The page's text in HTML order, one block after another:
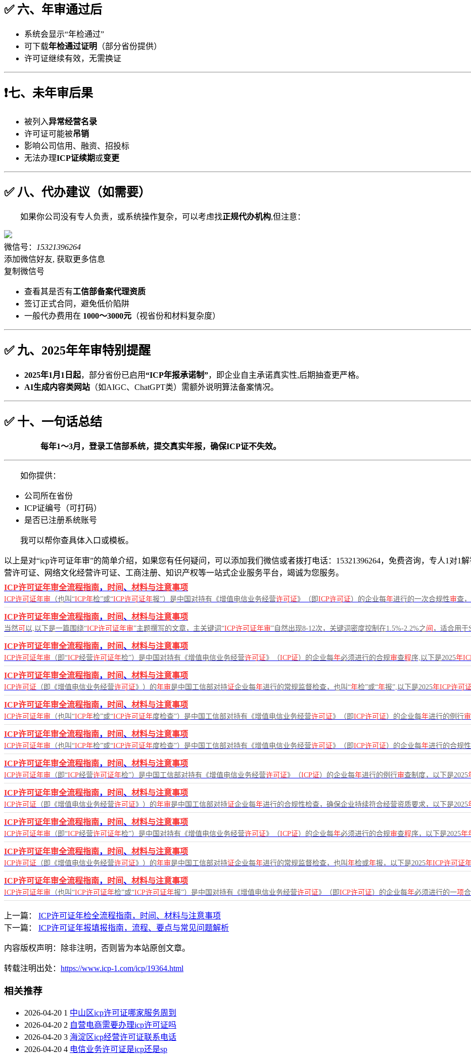
✅ 六、年审通过后
系统会显示“年检通过”
可下载年检通过证明
（部分省份提供）
许可证继续有效，无需换证
❗七、未年审后果
被列入异常经营名录
许可证可能被吊销
影响公司信用、融资、招投标
无法办理ICP证续期或变更
✅ 八、代办建议（如需要）
如果你公司没有专人负责，或系统操作复杂，可以考虑找正规代办机构,但注意：
微信号：
15321396264
添加微信好友, 获取更多信息
复制微信号
查看其是否有工信部备案代理资质
签订正式合同，避免低价陷阱
一般代办费用在 1000～3000元 （视省份和材料复杂度）
✅ 九、2025年年审特别提醒
2025年1月1日起，部分省份已启用“ICP年报承诺制”，即企业自主承诺真实性,后期抽查更严格。
AI生成内容类网站 （如AIGC、ChatGPT类）需额外说明算法备案情况。
✅ 十、一句话总结
每年1～3月，登录工信部系统，提交真实年报，确保ICP证不失效。
如你提供：
公司所在省份
ICP证编号（可打码）
是否已注册系统账号
我可以帮你查具体入口或模板。
以上是对“icp许可证年审”的简单介绍，如果您有任何疑问，可以添加我们微信或者拨打电话：15321396264，免费咨询，专人1对1
营许可证、网络文化经营许可证、工商注册、知识产权等一站式企业服务平台，竭诚为您服务。
ICP许可证年审全流程指南， 时间、 材料与注意事项
ICP许可证年审 （也叫“ICP年检”或“ICP许可证年报”）是中国对持有《增值电信业务经营许可证》（即ICP许可证）的企业每年进行的一次合规性审查，
ICP许可证年审全流程指南， 时间、 材料与注意事项
当然可 以,以下是一篇围绕“ICP许可证年审”主题撰写的文章，主关键词“ICP许可证年审”自然出现8-12次，关键词密度控制在1.5%-2.2%之 间 ，适合用于
ICP许可证年审全流程指南， 时间、 材料与注意事项
ICP许可证年审 （即“ICP经营许可证年检”）是中国对持有《增值电信业务经营许可证》（ICP证）的企业每年必须进行的合规审查程序,以下是2025年
ICP许可证年审全流程指南， 时间、 材料与注意事项
ICP许可证 （即《增值电信业务经营许可证》）的年审是中国工信部对持证企业每年进行的常规监督检查，也叫“年检”或“年报”,以下是2025年ICP许可
ICP许可证年审全流程指南， 时间、 材料与注意事项
ICP许可证年审 （也叫“ICP年检”或“ICP许可证年度检查”）是中国工信部对持有《增值电信业务经营许可证》（即ICP许可证）的企业每年进行的例行审
ICP许可证年审全流程指南， 时间、 材料与注意事项
ICP许可证年审 （也叫“ICP年检”或“ICP许可证年度检查”）是中国工信部对持有《增值电信业务经营许可证》（即ICP许可证）的企业每年进行的合规性
ICP许可证年审全流程指南， 时间、 材料与注意事项
ICP许可证年审 （即“ICP经营许可证年检”）是中国工信部对持有《增值电信业务经营许可证》（ICP证）的企业每年进行的例行审查制度，以下是2025
ICP许可证年审全流程指南， 时间、 材料与注意事项
ICP许可证 （即《增值电信业务经营许可证》）的年审是中国工信部对持证企业每年进行的合规性检查，确保企业持续符合经营资质要求，以下是2025
ICP许可证年审全流程指南， 时间、 材料与注意事项
ICP许可证年审 （即“ICP经营许可证年检”）是中国对持有《增值电信业务经营许可证》（ICP证）的企业每年必须进行的合规审查程序，以下是2025年
ICP许可证年审全流程指南， 时间、 材料与注意事项
ICP许可证 （即《增值电信业务经营许可证》）的年审是中国工信部对持证企业每年进行的常规监督检查，也叫年检或年报，以下是2025年ICP许可证
ICP许可证年审全流程指南， 时间、 材料与注意事项
ICP许可证年审 （也叫“ICP许可证年检”或“ICP许可证年报”）是中国对持有《增值电信业务经营许可证》（即ICP许可证）的企业每年必须进行的一项
上一篇：
ICP许可证年检全流程指南，时间、材料与注意事项
下一篇：
ICP许可证年报填报指南，流程、要点与常见问题解析
内容版权声明：除非注明，否则皆为本站原创文章。
转载注明出处： https://www.icp-1.com/icp/19364.html
相关推荐
2026-04-20 1 中山区icp许可证哪家服务周到
2026-04-20 2 自营电商需要办理icp许可证吗
2026-04-20 3 海淀区icp经营许可证联系电话
2026-04-20 4 电信业务许可证是icp还是sp